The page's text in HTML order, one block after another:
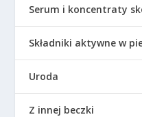
Serum i koncentraty
Składniki aktywne w
Uroda
Z innej beczki